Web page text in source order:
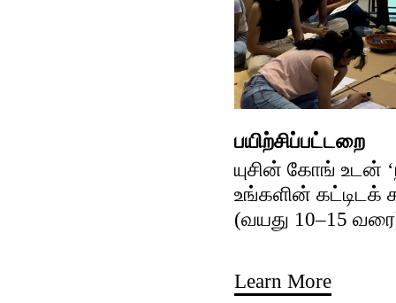
பயிற்சிப்பட்டறை
யுசின் கோங் உடன்
உங்களின் கட்டிடக்
(வயது 10–15
Learn More